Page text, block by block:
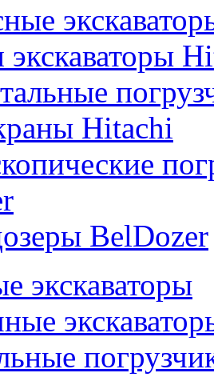
Hitachi
BelDozer
экскаваторы